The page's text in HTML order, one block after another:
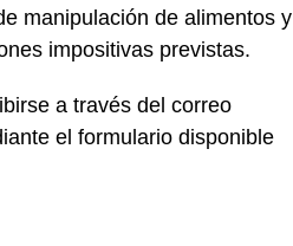
manipulación de alimentos y
impositivas previstas.
a través del correo
el formulario disponible